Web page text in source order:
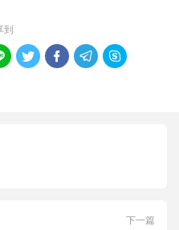
到
   
下一篇